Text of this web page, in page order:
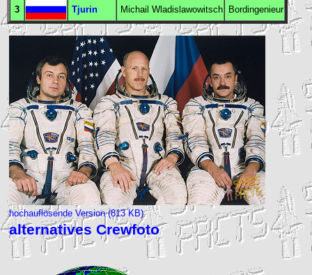
3 Tjurin Michail Wladislawowitsch Bordingenieur
hochauflösende Version (813 KB)
alternatives Crewfoto